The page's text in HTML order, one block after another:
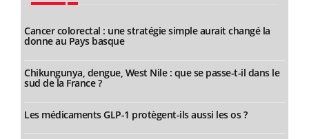
Cancer colorectal : une stratégie simple aurait changé la
donne au Pays basque
Chikungunya, dengue, West Nile : que se passe-t-il dans le
sud de la France ?
Les médicaments GLP-1 protègent-ils aussi les os ?